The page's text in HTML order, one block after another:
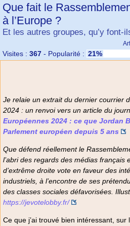
Que fait le
à l’Europe ?
Et les autres groupes, qu’y font-
Visites : 367 - Popularité : 21%
Je relaie un extrait du dernier courrier
2024 : un renvoi vers un article du
Européennes 2024 : ce que Jordan
Parlement européen depuis 5 ans
Que défend réellement le
l’abri des regards des médias français
d’extrême droite vote en faveur des
industriels, à l’encontre de ses
des classes sociales défavorisées.
https://jevotelobby.fr/
Ce que j’ai trouvé bien intéressant, sur